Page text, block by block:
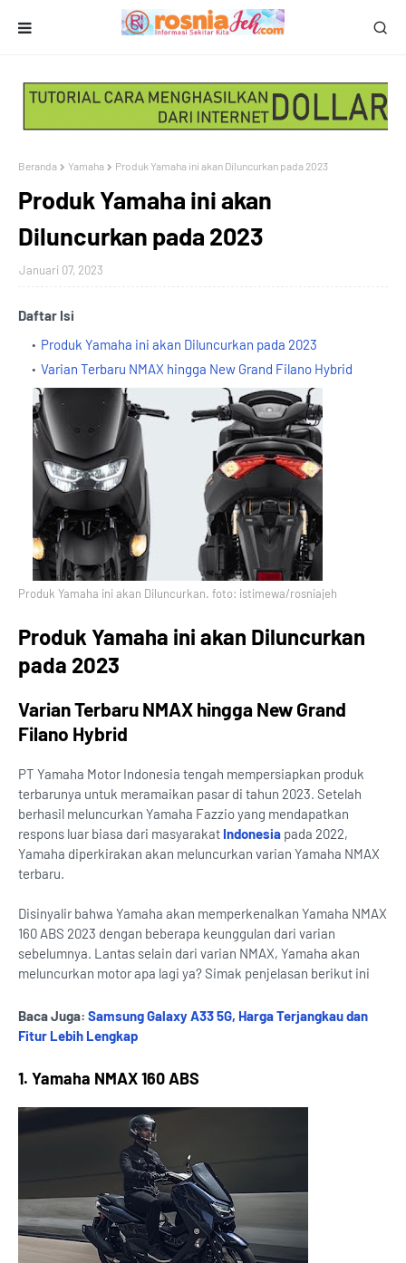
Beranda Yamaha Produk Yamaha ini akan Diluncurkan pada 2023
Produk Yamaha ini akan
Diluncurkan pada 2023
Januari 07, 2023
Daftar Isi
Produk Yamaha ini akan Diluncurkan pada 2023
Varian Terbaru NMAX hingga New Grand Filano Hybrid
Produk Yamaha ini akan Diluncurkan. foto: istimewa/rosniajeh
Produk Yamaha ini akan Diluncurkan
pada 2023
Varian Terbaru NMAX hingga New Grand
Filano Hybrid
PT Yamaha Motor Indonesia tengah mempersiapkan produk
terbarunya untuk meramaikan pasar di tahun 2023. Setelah
berhasil meluncurkan Yamaha Fazzio yang mendapatkan
respons luar biasa dari masyarakat Indonesia pada 2022,
Yamaha diperkirakan akan meluncurkan varian Yamaha NMAX
terbaru.
Disinyalir bahwa Yamaha akan memperkenalkan Yamaha NMAX
160 ABS 2023 dengan beberapa keunggulan dari varian
sebelumnya. Lantas selain dari varian NMAX, Yamaha akan
meluncurkan motor apa lagi ya? Simak penjelasan berikut ini
Baca Juga: Samsung Galaxy A33 5G, Harga Terjangkau dan
Fitur Lebih Lengkap
1. Yamaha NMAX 160 ABS